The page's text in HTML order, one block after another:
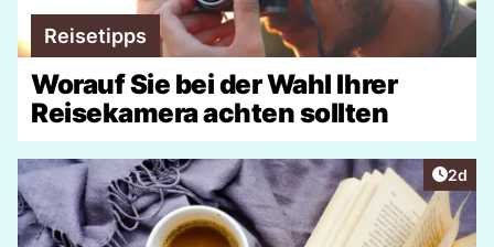
Reisetipps
Worauf Sie bei der Wahl Ihrer
Reisekamera achten sollten
2d